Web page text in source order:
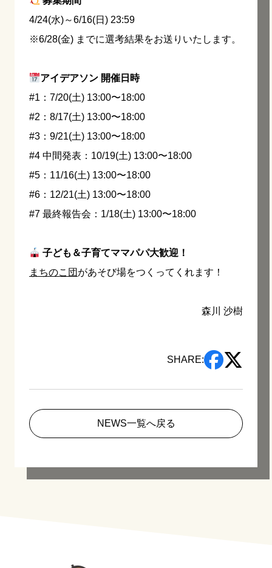
4/24(水)～6/16(日) 23:59
※6/28(金) までに選考結果をお送りいたします。
アイデアソン 開催日時
#1：7/20(土) 13:00〜18:00
#2：8/17(土) 13:00〜18:00
#3：9/21(土) 13:00〜18:00
#4 中間発表：10/19(土) 13:00〜18:00
#5：11/16(土) 13:00〜18:00
#6：12/21(土) 13:00〜18:00
#7 最終報告会：1/18(土) 13:00〜18:00
子ども＆子育てママパパ大歓迎！
まちのこ団 があそび場をつくってくれます！
森川 沙樹
SHARE:
NEWS一覧へ戻る